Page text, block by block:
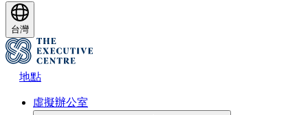
台灣
地點
虛擬辦公室